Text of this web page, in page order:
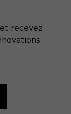
recevez